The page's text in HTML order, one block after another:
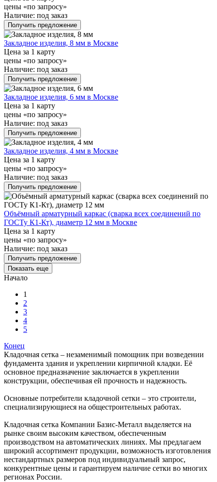
цены «по запросу»
Наличие: под заказ
Получить предложение
Закладное изделия, 8 мм в Москве
Цена за 1 карту
цены «по запросу»
Наличие: под заказ
Получить предложение
Закладное изделия, 6 мм в Москве
Цена за 1 карту
цены «по запросу»
Наличие: под заказ
Получить предложение
Закладное изделия, 4 мм в Москве
Цена за 1 карту
цены «по запросу»
Наличие: под заказ
Получить предложение
Объёмный арматурный каркас (сварка всех соединений по
ГОСТу К1-Кт), диаметр 12 мм в Москве
Цена за 1 карту
цены «по запросу»
Наличие: под заказ
Получить предложение
Показать еще
Начало
1
2
3
4
5
Конец
Кладочная сетка – незаменимый помощник при возведении
фундамента здания и укреплении кирпичной кладки. Её
основное предназначение заключается в укреплении
конструкции, обеспечивая ей прочность и надежность.
Основные потребители кладочной сетки – это строители,
специализирующиеся на общестроительных работах.
Кладочная сетка Компании Базис-Металл выделяется на
рынке своим высоким качеством, обеспеченным
производством на автоматических линиях. Мы предлагаем
широкий ассортимент продукции, возможность изготовления
нестандартных размеров под индивидуальный запрос,
конкурентные цены и гарантируем наличие сетки во многих
регионах России.